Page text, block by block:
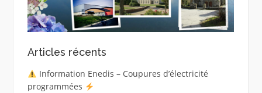
Articles récents
Information Enedis – Coupures d’électricité
programmées